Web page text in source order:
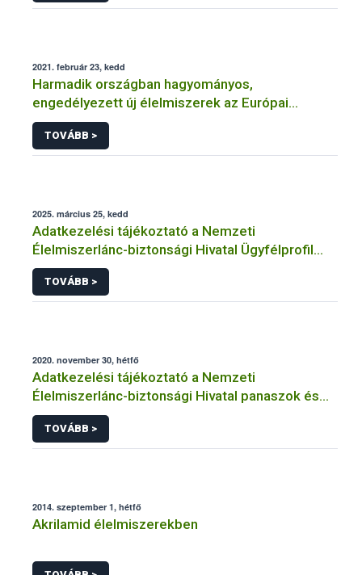
2021. február 23, kedd
Harmadik országban hagyományos,
engedélyezett új élelmiszerek az Európai
Unióban
TOVÁBB >
2025. március 25, kedd
Adatkezelési tájékoztató a Nemzeti
Élelmiszerlánc-biztonsági Hivatal Ügyfélprofil
Rendszerben kistermelői tevékenység
témakörben intézhető közhatalmi eljárásaihoz
kapcsolódó adatkezeléséhez
TOVÁBB >
2020. november 30, hétfő
Adatkezelési tájékoztató a Nemzeti
Élelmiszerlánc-biztonsági Hivatal panaszok és
közérdekű bejelentések kezeléséhez
kapcsolódó adatkezeléséhez
TOVÁBB >
2014. szeptember 1, hétfő
Akrilamid élelmiszerekben